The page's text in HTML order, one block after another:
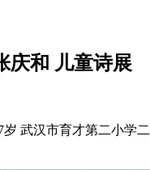
庆和 儿童诗展
武汉市育才第二小学